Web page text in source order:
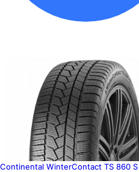
Continental WinterContact TS 860 S